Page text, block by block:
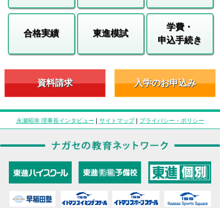
合格実績 東進模試
学費・
申込手続き
資料請求 入学のお申込み
永瀬昭幸 理事長インタビュー | サイトマップ| プライバシー・ポリシー